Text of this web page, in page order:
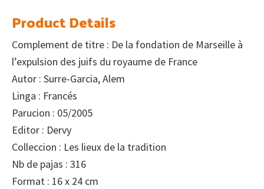
Product Details
Complement de titre : De la fondation de Marseille à
l’expulsion des juifs du royaume de France
Autor : Surre-Garcia, Alem
Linga : Francés
Parucion : 05/2005
Editor : Dervy
Colleccion : Les lieux de la tradition
Nb de pajas : 316
Format : 16 x 24 cm